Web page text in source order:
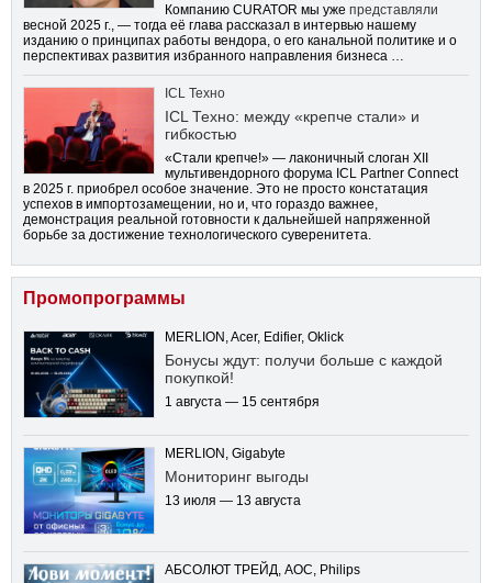
Компанию CURATOR мы уже представляли
весной 2025 г., — тогда её глава рассказал в интервью нашему
изданию о принципах работы вендора, о его канальной политике и о
перспективах развития избранного направления бизнеса …
ICL Техно
ICL Техно: между «крепче стали» и
гибкостью
«Стали крепче!» — лаконичный слоган XII
мультивендорного форума ICL Partner Connect
в 2025 г. приобрел особое значение. Это не просто констатация
успехов в импортозамещении, но и, что гораздо важнее,
демонстрация реальной готовности к дальнейшей напряженной
борьбе за достижение технологического суверенитета.
Промопрограммы
MERLION, Acer, Edifier, Oklick
Бонусы ждут: получи больше с каждой
покупкой!
1 августа — 15 сентября
MERLION, Gigabyte
Мониторинг выгоды
13 июля — 13 августа
АБСОЛЮТ ТРЕЙД, AOC, Philips